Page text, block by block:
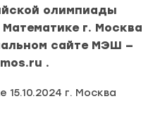
олимпиады
г. Москва
сайте МЭШ —
.
г. Москва